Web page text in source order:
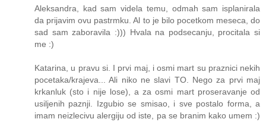
Aleksandra, kad sam videla temu, odmah sam isplanirala
da prijavim ovu pastrmku. Al to je bilo pocetkom meseca, do
sad sam zaboravila :))) Hvala na podsecanju, procitala si
me :)
Katarina, u pravu si. I prvi maj, i osmi mart su praznici nekih
pocetaka/krajeva... Ali niko ne slavi TO. Nego za prvi maj
krkanluk (sto i nije lose), a za osmi mart proseravanje od
usiljenih paznji. Izgubio se smisao, i sve postalo forma, a
imam neizlecivu alergiju od iste, pa se branim kako umem :)